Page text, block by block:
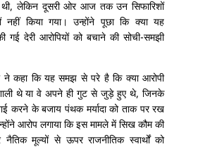
थी, लेकिन दूसरी ओर आज तक उन सिफारिशों
नहीं किया गया। उन्होंने पूछा कि क्या यह
गई देरी आरोपियों को बचाने की सोची-समझी
ने कहा कि यह समझ से परे है कि क्या आरोपी
थे या वे अपने ही गुट से जुड़े हुए थे, जिनके
करने के बजाय पंथक मर्यादा को ताक पर रख
आरोप लगाया कि इस मामले में सिख कौम की
मूल्यों से ऊपर राजनीतिक स्वार्थों को